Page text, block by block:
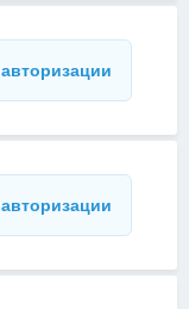
авторизации
авторизации